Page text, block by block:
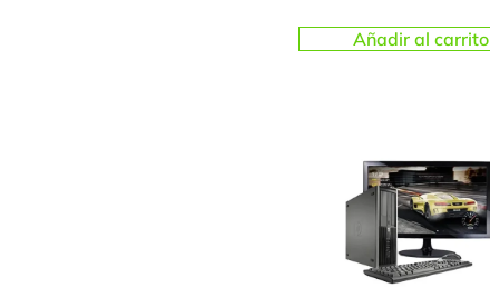
Añadir al carrito